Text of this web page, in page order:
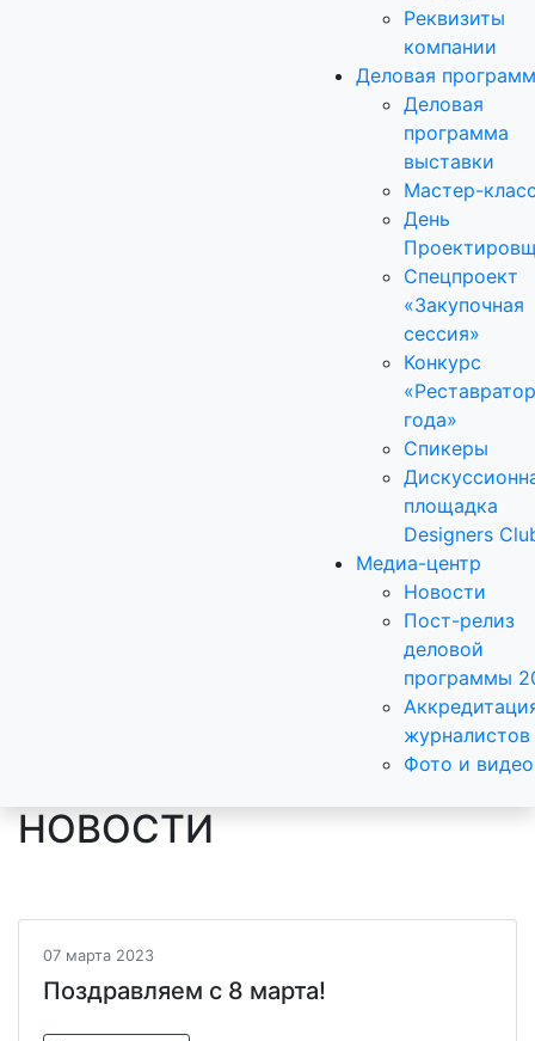
Реквизиты
компании
Деловая
Деловая
программа
выставки
Мастер-
День
Спецпроект
«Закупочная
сессия»
Конкурс
«Реставратор
года»
Спикеры
площадка
Designers
Медиа-центр
Новости
Пост-релиз
деловой
программы
журналистов
Фото и видео
НОВОСТИ
07 марта 2023
Поздравляем с 8 марта!